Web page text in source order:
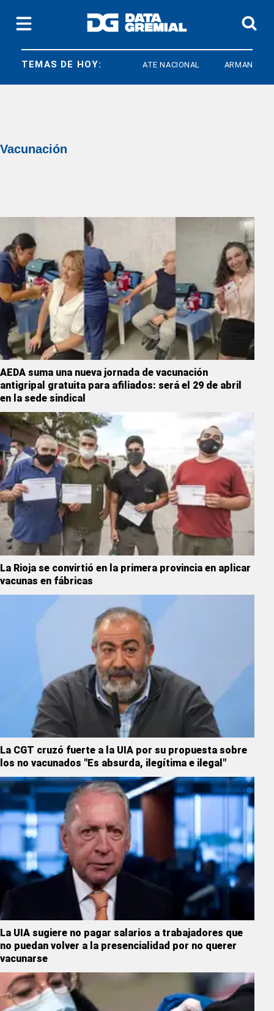
TEMAS DE HOY: ATE NACIONAL ARMANDO
Vacunación
AEDA suma una nueva jornada de vacunación
antigripal gratuita para afiliados: será el 29 de abril
en la sede sindical
La Rioja se convirtió en la primera provincia en aplicar
vacunas en fábricas
La CGT cruzó fuerte a la UIA por su propuesta sobre
los no vacunados "Es absurda, ilegítima e ilegal"
La UIA sugiere no pagar salarios a trabajadores que
no puedan volver a la presencialidad por no querer
vacunarse